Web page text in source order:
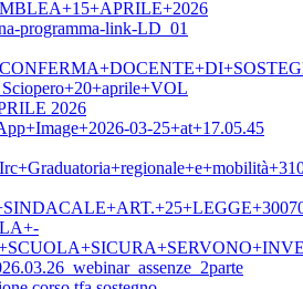
programma-link-LD_01
2026
03-25+at+17.05.45